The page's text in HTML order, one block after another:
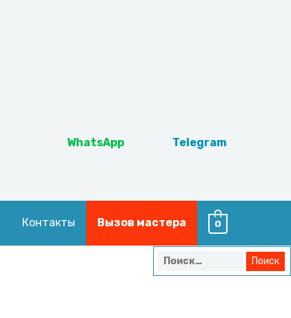
WhatsApp Telegram
Контакты Вызов мастера 0
Найти: